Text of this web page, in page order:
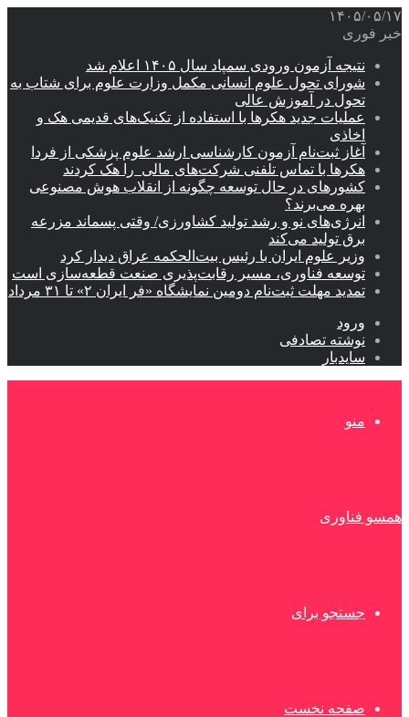
۱۴۰۵/۰۵/۱۷
خبر فوری
نتیجه آزمون ورودی سمپاد سال ۱۴۰۵ اعلام شد
شورای تحول علوم انسانی مکمل وزارت علوم برای شتاب به
تحول در آموزش عالی
عملیات جدید هکرها با استفاده از تکنیک‌های قدیمی هک و
اخاذی
آغاز ثبت‌نام‌ آزمون کارشناسی ارشد علوم پزشکی از فردا
هکرها با تماس تلفنی شرکت‌های مالی را هک کردند
کشورهای در حال توسعه چگونه از انقلاب هوش مصنوعی
بهره می‌برند؟
انرژی‌های نو و رشد تولید کشاورزی/ وقتی پسماند مزرعه‌
برق تولید می‌کند
وزیر علوم ایران با رئیس بیت‌الحکمه عراق دیدار کرد
توسعه فناوری، مسیر رقابت‌پذیری صنعت قطعه‌سازی است
تمدید مهلت ثبت‌نام دومین نمایشگاه «فر ایران ۲» تا ۳۱ مرداد
ورود
نوشته تصادفی
سایدبار
منو
همسو فناوری
جستجو برای
صفحه نخست